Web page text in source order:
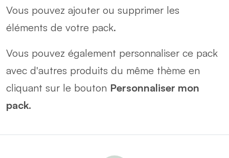
Vous pouvez ajouter ou supprimer les
éléments de votre pack.
Vous pouvez également personnaliser ce pack
avec d'autres produits du même thème en
cliquant sur le bouton Personnaliser mon
pack.